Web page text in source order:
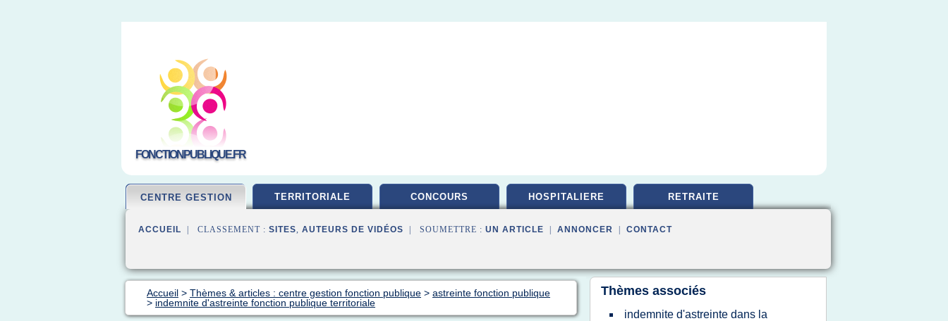
FONCTIONPUBLIQUE.FR
CENTRE GESTION TERRITORIALE CONCOURS HOSPITALIERE RETRAITE
ACCUEIL | CLASSEMENT : SITES, AUTEURS DE VIDÉOS | SOUMETTRE : UN ARTICLE ANNONCER CONTACT
Accueil > Thèmes & articles : centre gestion fonction publique > astreinte fonction publique
> indemnite d'astreinte fonction publique territoriale
Thèmes associés
indemnite d'astreinte dans la